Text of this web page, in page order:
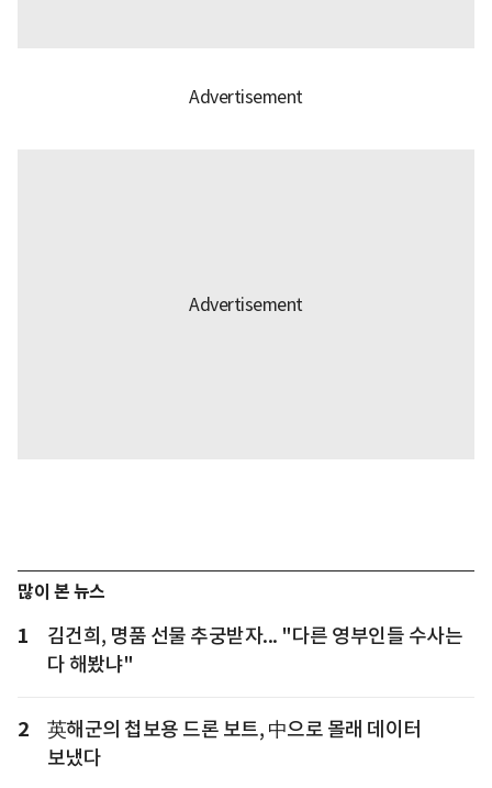
많이 본 뉴스
1
김건희, 명품 선물 추궁받자... "다른 영부인들 수사는
다 해봤냐"
2
英해군의 첩보용 드론 보트, 中으로 몰래 데이터
보냈다